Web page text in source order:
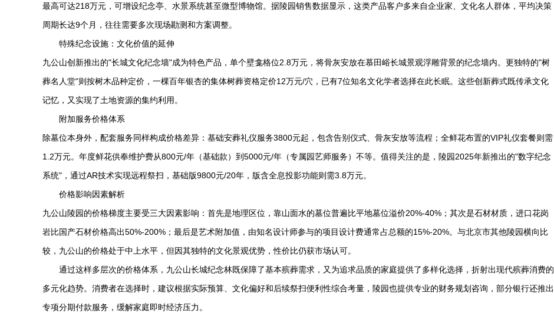
最高可达218万元，可增设纪念亭、水景系统甚至微型博物馆。据陵园销售数据显示，这类产品客户多来自企业家、文化名人群体，平均决策
周期长达9个月，往往需要多次现场勘测和方案调整。
特殊纪念设施：文化价值的延伸
九公山创新推出的"长城文化纪念墙"成为特色产品，单个壁龛格位2.8万元，将骨灰安放在慕田峪长城景观浮雕背景的纪念墙内。更独特的"树
葬名人堂"则按树木品种定价，一棵百年银杏的集体树葬资格定价12万元/穴，已有7位知名文化学者选择在此长眠。这些创新葬式既传承文化
记忆，又实现了土地资源的集约利用。
附加服务价格体系
除墓位本身外，配套服务同样构成价格差异：基础安葬礼仪服务3800元起，包含告别仪式、骨灰安放等流程；全鲜花布置的VIP礼仪套餐则需
1.2万元。年度鲜花供奉维护费从800元/年（基础款）到5000元/年（专属园艺师服务）不等。值得关注的是，陵园2025年新推出的"数字纪念
系统"，通过AR技术实现远程祭扫，基础版9800元/20年，版含全息投影功能则需3.8万元。
价格影响因素解析
九公山陵园的价格梯度主要受三大因素影响：首先是地理区位，靠山面水的墓位普遍比平地墓位溢价20%-40%；其次是石材材质，进口花岗
岩比国产石材价格高出50%-200%；最后是艺术附加值，由知名设计师参与的项目设计费通常占总额的15%-20%。与北京市其他陵园横向比
较，九公山的价格处于中上水平，但因其独特的文化景观优势，性价比仍获市场认可。
通过这样多层次的价格体系， 九公山长城纪念林既保障了基本殡葬需求，又为追求品质的家庭提供了多样化选择，折射出现代殡葬消费的
多元化趋势。消费者在选择时，建议根据实际预算、文化偏好和后续祭扫便利性综合考量，陵园也提供专业的财务规划咨询，部分银行还推出
专项分期付款服务，缓解家庭即时经济压力。